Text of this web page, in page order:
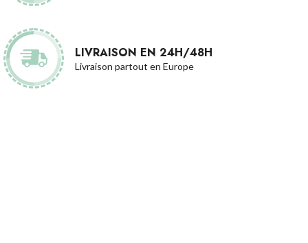
LIVRAISON EN 24H/48H
Livraison partout en Europe